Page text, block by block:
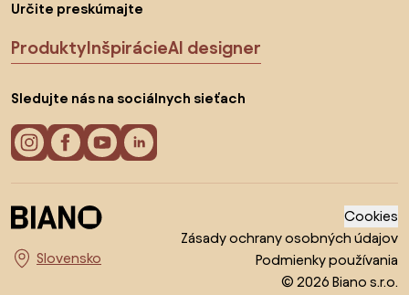
Určite preskúmajte
ProduktyInšpirácieAI designer
Sledujte nás na sociálnych sieťach
Vyberte krajinu
Cookies
Zásady ochrany osobných údajov
Podmienky používania
© 2026 Biano s.r.o.